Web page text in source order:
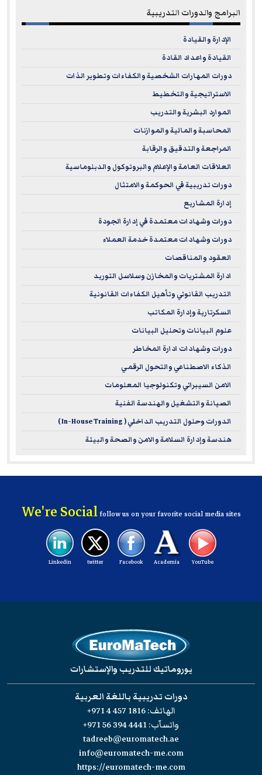
البرامج والدورات التدريبية
الإدارة والقيادة
القيادة واعداد القادة
دورات المهارات الشخصية والكفاءات وتطوير الذات
الاستراتيجية والتخطيط
الموارد البشرية والتدريب
المحاسبة والمالية والموازنات
المراجعة والتدقيق والرقابة
العلاقات العامة والإعلام والبروتوكول والدبلوماسية
دورات تدريبية في الحوكمة والامتثال
إدارة المشاريع
دورات وشهادات معتمدة في إدارة الجودة
دورات وشهادات معتمدة خدمة العملاء
العقود والمناقصات
ادارة المشتريات والمخازن وسلاسل التوريد
التدريب القانوني وتأهيل الكفاءات القانونية
السكرتارية وإدارة المكاتب
علوم البيانات وتحليل البيانات
دورات وشهادات ادارة المخاطر
الذكاء الاصطناعي والتحول الرقمي
الامن السيبراني وتكنولوجيا المعلومات
الصيانة والتشغيل والهندسة الفنية
الدورات وحلول التدريب الداخلي ( In-House Training )
هندسة وإدارة السلامة والامن والصحة والبيئة
We're Socialfollow us on your favorite social media sites
YouTube
Academia
Facebook
twitter
Linkedin
يوروماتيك للتدريب والإستشارات
دورات تدريبية باللغة العربية
الهاتف:+971 4 457 1816
واتسآب:+971 56 394 4441
tadreeb@euromatech.ae
info@euromatech-me.com
https://euromatech-me.com